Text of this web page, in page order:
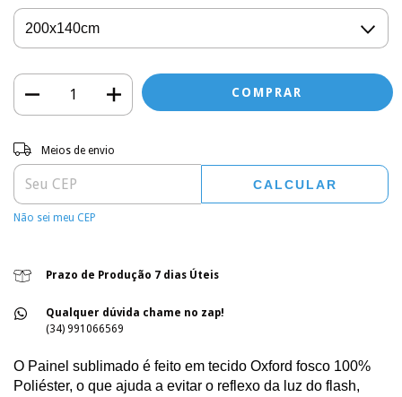
Entregas para o CEP:
Meios de envio
CALCULAR
Não sei meu CEP
Prazo de Produção 7 dias Úteis
Qualquer dúvida chame no zap!
(34) 991066569
O Painel sublimado é feito em tecido Oxford fosco 100%
Poliéster, o que ajuda a evitar o reflexo da luz do flash,